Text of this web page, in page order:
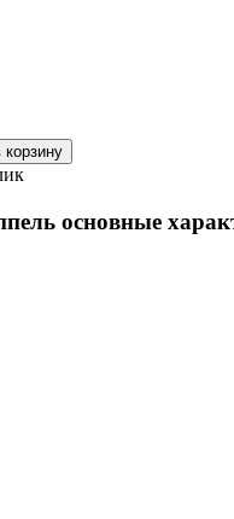
корзину
основные